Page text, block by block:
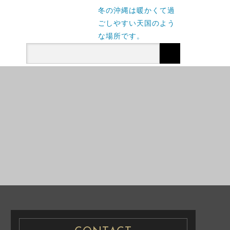
冬の沖縄は暖かくて過
ごしやすい天国のよう
な場所です。